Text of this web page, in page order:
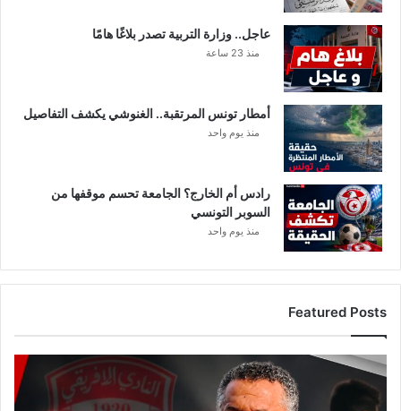
عاجل.. وزارة التربية تصدر بلاغًا هامًا
منذ 23 ساعة
أمطار تونس المرتقبة.. الغنوشي يكشف التفاصيل
منذ يوم واحد
رادس أم الخارج؟ الجامعة تحسم موقفها من
السوبر التونسي
منذ يوم واحد
Featured Posts
عاجل:
ماهر
الكنزاري